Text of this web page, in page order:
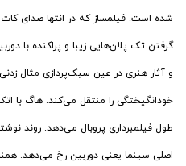
شده است. فیلمساز که در انتها صدای کات
گرفتن تک پلان‌هایی زیبا و پراکنده با
و آثار هنری در عین سبک‌پردازی مثال
خودانگیختگی را منتقل می‌کند. هاگ با
طول فیلمبرداری پروبال می‌دهد. روند
اصلی سینما یعنی دوربین رخ می‌دهد.